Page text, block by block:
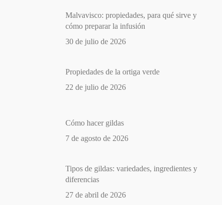
Malvavisco: propiedades, para qué sirve y
cómo preparar la infusión
30 de julio de 2026
Propiedades de la ortiga verde
22 de julio de 2026
Cómo hacer gildas
7 de agosto de 2026
Tipos de gildas: variedades, ingredientes y
diferencias
27 de abril de 2026